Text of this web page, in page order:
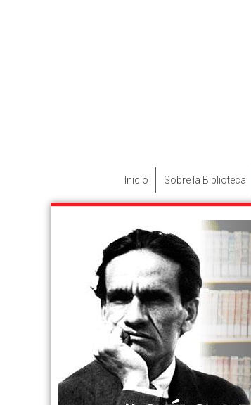
Inicio Sobre la Biblioteca